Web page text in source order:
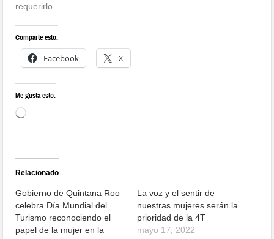
requerirlo.
Comparte esto:
Facebook X
Me gusta esto:
Relacionado
Gobierno de Quintana Roo
celebra Día Mundial del
Turismo reconociendo el
papel de la mujer en la
La voz y el sentir de
nuestras mujeres serán la
prioridad de la 4T
mayo 17, 2022